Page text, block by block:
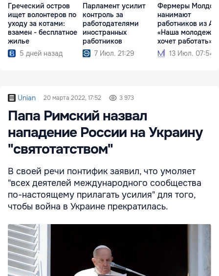
Греческий остров
ищет волонтеров по
уходу за котами:
взамен - бесплатное
жилье
5 дней назад
Парламент усилит
контроль за
работодателями
иностранных
работников
7 Июл. 21:29
Фермеры
нанимают
работников из
«Наша молодежь
хочет работать»
13 Июл. 07:54
Unian 20 марта 2022, 17:52 3 973
Папа Римский назвал
нападение России на Украину
"святотатством"
В своей речи понтифик заявил, что умоляет
"всех деятелей международного сообщества
по-настоящему прилагать усилия" для того,
чтобы война в Украине прекратилась.